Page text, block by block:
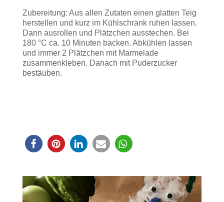
Zubereitung: Aus allen Zutaten einen glatten Teig
herstellen und kurz im Kühlschrank ruhen lassen.
Dann ausrollen und Plätzchen ausstechen. Bei
180 °C ca. 10 Minuten backen. Abkühlen lassen
und immer 2 Plätzchen mit Marmelade
zusammenkleben. Danach mit Puderzucker
bestäuben.